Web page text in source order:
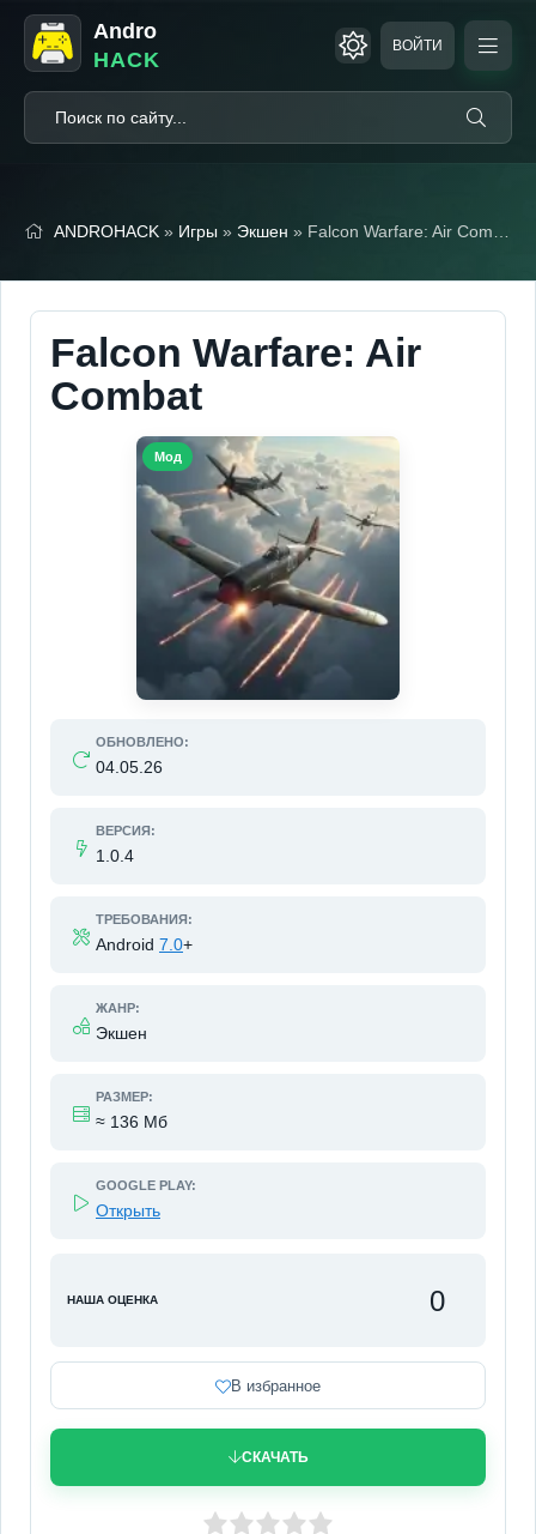
Andro
HACK
ВОЙТИ
ANDROHACK » Игры » Экшен » Falcon Warfare: Air Combat (Мод меню)
Falcon Warfare: Air
Combat
ОБНОВЛЕНО:
04.05.26
ВЕРСИЯ:
1.0.4
ТРЕБОВАНИЯ:
Android 7.0+
ЖАНР:
Экшен
РАЗМЕР:
≈ 136 Мб
GOOGLE PLAY:
Открыть
НАША ОЦЕНКА 0
В избранное
СКАЧАТЬ
3 4 5
Мод